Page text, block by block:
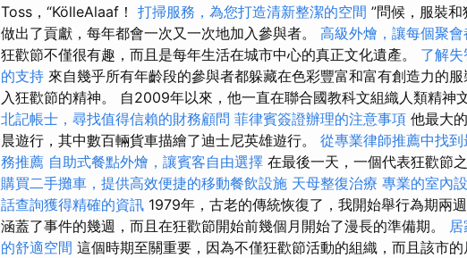
Toss，“KölleAlaaf！ 打掃服務，為您打造清新整潔的空間 ”問候，服裝
做出了貢獻，每年都會一次又一次地加入參與者。 高級外燴，讓每個聚
狂歡節不僅很有趣，而且是每年生活在城市中心的真正文化遺產。 了解
的支持 來自幾乎所有年齡段的參與者都躲藏在色彩豐富和富有創造力的
入狂歡節的精神。 自2009年以來，他一直在聯合國教科文組織人類精神
北記帳士，尋找值得信賴的財務顧問 菲律賓簽證辦理的注意事項 他最大
晨遊行，其中數百輛貨車描繪了迪士尼英雄遊行。 從專業律師推薦中找
務推薦 自助式餐點外燴，讓賓客自由選擇 在最後一天，一個代表狂歡節
購買二手攤車，提供高效便捷的移動餐飲設施 天母整復治療 專業的室內
話查詢獲得精確的資訊 1979年，古老的傳統恢復了，我開始舉行為期兩
涵蓋了事件的幾週，而且在狂歡節開始前幾個月開始了漫長的準備期。
的舒適空間 這個時期至關重要，因為不僅狂歡節活動的組織，而且該市